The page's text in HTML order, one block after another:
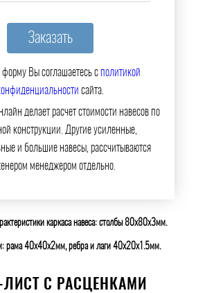
форму Вы соглашаетесь сполитикой
сайта.
делает расчет стоимости навесов по
конструкции. Другие усиленные,
и большие навесы, рассчитываются
менеджером отдельно.
каркаса навеса: столбы 80х80х3мм.
рама 40х40х2мм, ребра и лаги 40х20х1.5мм.
ЛИСТ С РАСЦЕНКАМИ